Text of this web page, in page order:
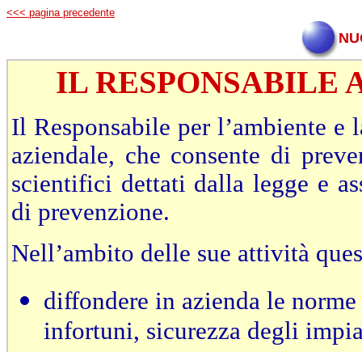
<<< pagina precedente
IL RESPONSABILE
Il Responsabile per l’ambiente e
aziendale, che consente di
scientifici dettati dalla legge e
di prevenzione.
Nell’ambito delle sue attività
diffondere in azienda le
infortuni, sicurezza degli